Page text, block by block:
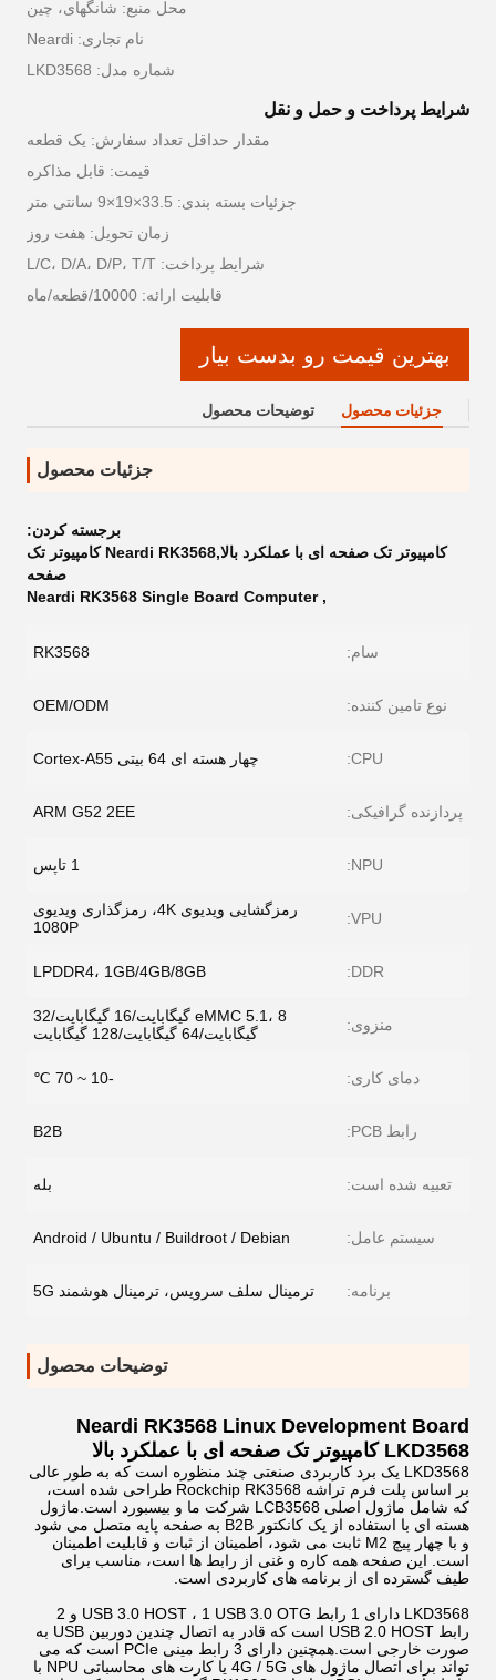
محل منبع: شانگهای، چین
نام تجاری: Neardi
شماره مدل: LKD3568
شرایط پرداخت و حمل و نقل
مقدار حداقل تعداد سفارش: یک قطعه
قیمت: قابل مذاکره
جزئیات بسته بندی: 33.5×19×9 سانتی متر
زمان تحویل: هفت روز
شرایط پرداخت: L/C، D/A، D/P، T/T
قابلیت ارائه: 10000/قطعه/ماه
بهترین قیمت رو بدست بیار
جزئیات محصول توضیحات محصول
جزئیات محصول
برجسته کردن:
کامپیوتر تک صفحه ای با عملکرد بالا,Neardi RK3568 کامپیوتر تک
صفحه
,
Neardi RK3568 Single Board Computer
سام: RK3568
نوع تامین کننده: OEM/ODM
CPU: چهار هسته ای 64 بیتی Cortex-A55
پردازنده گرافیکی: ARM G52 2EE
NPU: 1 تاپس
VPU:
رمزگشایی ویدیوی 4K، رمزگذاری ویدیوی
1080P
DDR: LPDDR4، 1GB/4GB/8GB
منزوی:
eMMC 5.1، 8 گیگابایت/16 گیگابایت/32
گیگابایت/64 گیگابایت/128 گیگابایت
دمای کاری: -10 ~ 70 ℃
رابط PCB: B2B
تعبیه شده است: بله
سیستم عامل: Android / Ubuntu / Buildroot / Debian
برنامه: ترمینال سلف سرویس، ترمینال هوشمند 5G
توضیحات محصول
Neardi RK3568 Linux Development Board
LKD3568 کامپیوتر تک صفحه ای با عملکرد بالا
LKD3568 یک برد کاربردی صنعتی چند منظوره است که به طور عالی
بر اساس پلت فرم تراشه Rockchip RK3568 طراحی شده است،
که شامل ماژول اصلی LCB3568 شرکت ما و بیسبورد است.ماژول
هسته ای با استفاده از یک کانکتور B2B به صفحه پایه متصل می شود
و با چهار پیچ M2 ثابت می شود، اطمینان از ثبات و قابلیت اطمینان
است. این صفحه همه کاره و غنی از رابط ها است، مناسب برای
طیف گسترده ای از برنامه های کاربردی است.
LKD3568 دارای 1 رابط USB 3.0 HOST ، 1 USB 3.0 OTG و 2
رابط USB 2.0 HOST است که قادر به اتصال چندین دوربین USB به
صورت خارجی است.همچنین دارای 3 رابط مینی PCIe است که می
تواند برای اتصال ماژول های 4G / 5G یا کارت های محاسباتی NPU با